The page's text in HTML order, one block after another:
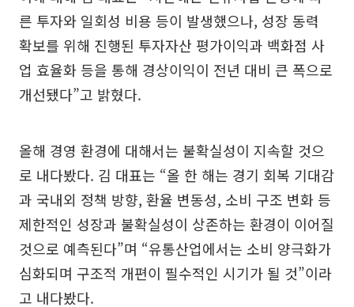
른 투자와 일회성 비용 등이 발생했으나, 성장 동력
확보를 위해 진행된 투자자산 평가이익과 백화점 사
업 효율화 등을 통해 경상이익이 전년 대비 큰 폭으로
개선됐다”고 밝혔다.
올해 경영 환경에 대해서는 불확실성이 지속할 것으
로 내다봤다. 김 대표는 “올 한 해는 경기 회복 기대감
과 국내외 정책 방향, 환율 변동성, 소비 구조 변화 등
제한적인 성장과 불확실성이 상존하는 환경이 이어질
것으로 예측된다”며 “유통산업에서는 소비 양극화가
심화되며 구조적 개편이 필수적인 시기가 될 것”이라
고 내다봤다.